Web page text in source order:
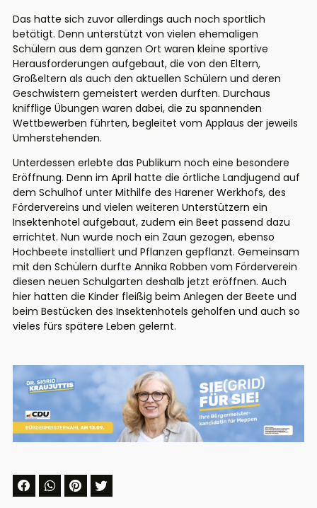
Das hatte sich zuvor allerdings auch noch sportlich
betätigt. Denn unterstützt von vielen ehemaligen
Schülern aus dem ganzen Ort waren kleine sportive
Herausforderungen aufgebaut, die von den Eltern,
Großeltern als auch den aktuellen Schülern und deren
Geschwistern gemeistert werden durften. Durchaus
knifflige Übungen waren dabei, die zu spannenden
Wettbewerben führten, begleitet vom Applaus der jeweils
Umherstehenden.
Unterdessen erlebte das Publikum noch eine besondere
Eröffnung. Denn im April hatte die örtliche Landjugend auf
dem Schulhof unter Mithilfe des Harener Werkhofs, des
Fördervereins und vielen weiteren Unterstützern ein
Insektenhotel aufgebaut, zudem ein Beet passend dazu
errichtet. Nun wurde noch ein Zaun gezogen, ebenso
Hochbeete installiert und Pflanzen gepflanzt. Gemeinsam
mit den Schülern durfte Annika Robben vom Förderverein
diesen neuen Schulgarten deshalb jetzt eröffnen. Auch
hier hatten die Kinder fleißig beim Anlegen der Beete und
beim Bestücken des Insektenhotels geholfen und auch so
vieles fürs spätere Leben gelernt.